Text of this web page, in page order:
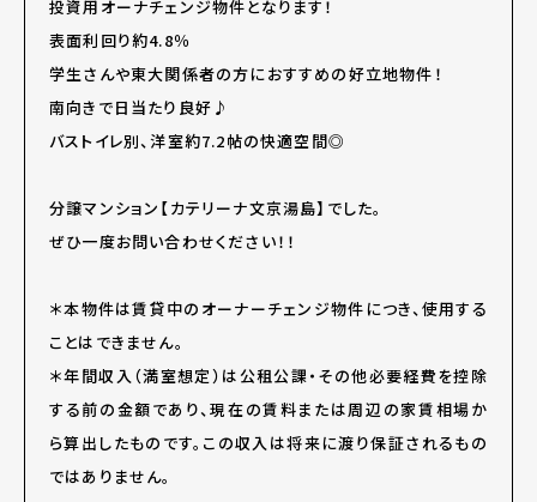
投資用オーナチェンジ物件となります！
表面利回り約4.8％
学生さんや東大関係者の方におすすめの好立地物件！
南向きで日当たり良好♪
バストイレ別、洋室約7.2帖の快適空間◎
分譲マンション【カテリーナ文京湯島】でした。
ぜひ一度お問い合わせください！！
＊本物件は賃貸中のオーナーチェンジ物件につき、使用する
ことはできません。
＊年間収入（満室想定）は公租公課・その他必要経費を控除
する前の金額であり、現在の賃料または周辺の家賃相場か
ら算出したものです。この収入は将来に渡り保証されるもの
ではありません。